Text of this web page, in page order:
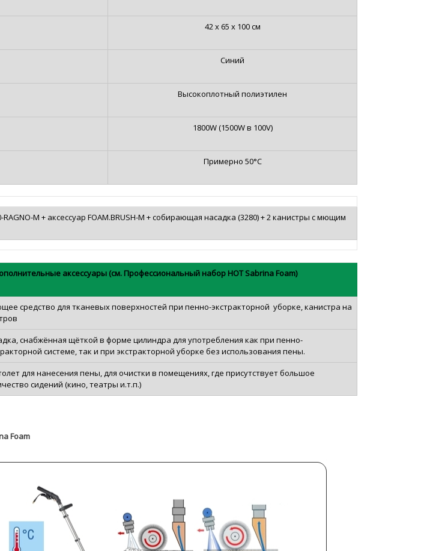
42 x 65 x 100 см
Синий
Высокоплотный полиэтилен
1800W (1500W в 100V)
Примерно 50°C
M + аксессуар FOAM.BRUSH-M + собирающая насадка (3280) + 2 канистры с мющим
аксессуары (см. Профессиональный набор HOT Sabrina Foam)
средство для тканевых поверхностей при пенно-экстракторной уборке, канистра на
снабжённая щёткой в форме цилиндра для употребления как при пенно-
системе, так и при экстракторной уборке без использования пены.
для нанесения пены, для очистки в помещениях, где присутствует большое
сидений (кино, театры и.т.п.)
Foam